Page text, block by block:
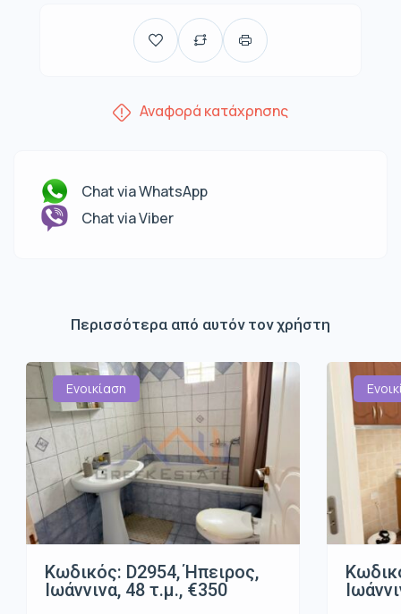
Αναφορά κατάχρησης
Chat via WhatsApp
Chat via Viber
Περισσότερα από αυτόν τον χρήστη
Ενοικίαση
Κωδικός: D2954, Ήπειρος,
Ιωάννινα, 48 τ.μ., €350